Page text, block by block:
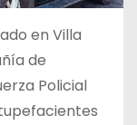
en Villa
de
Policial